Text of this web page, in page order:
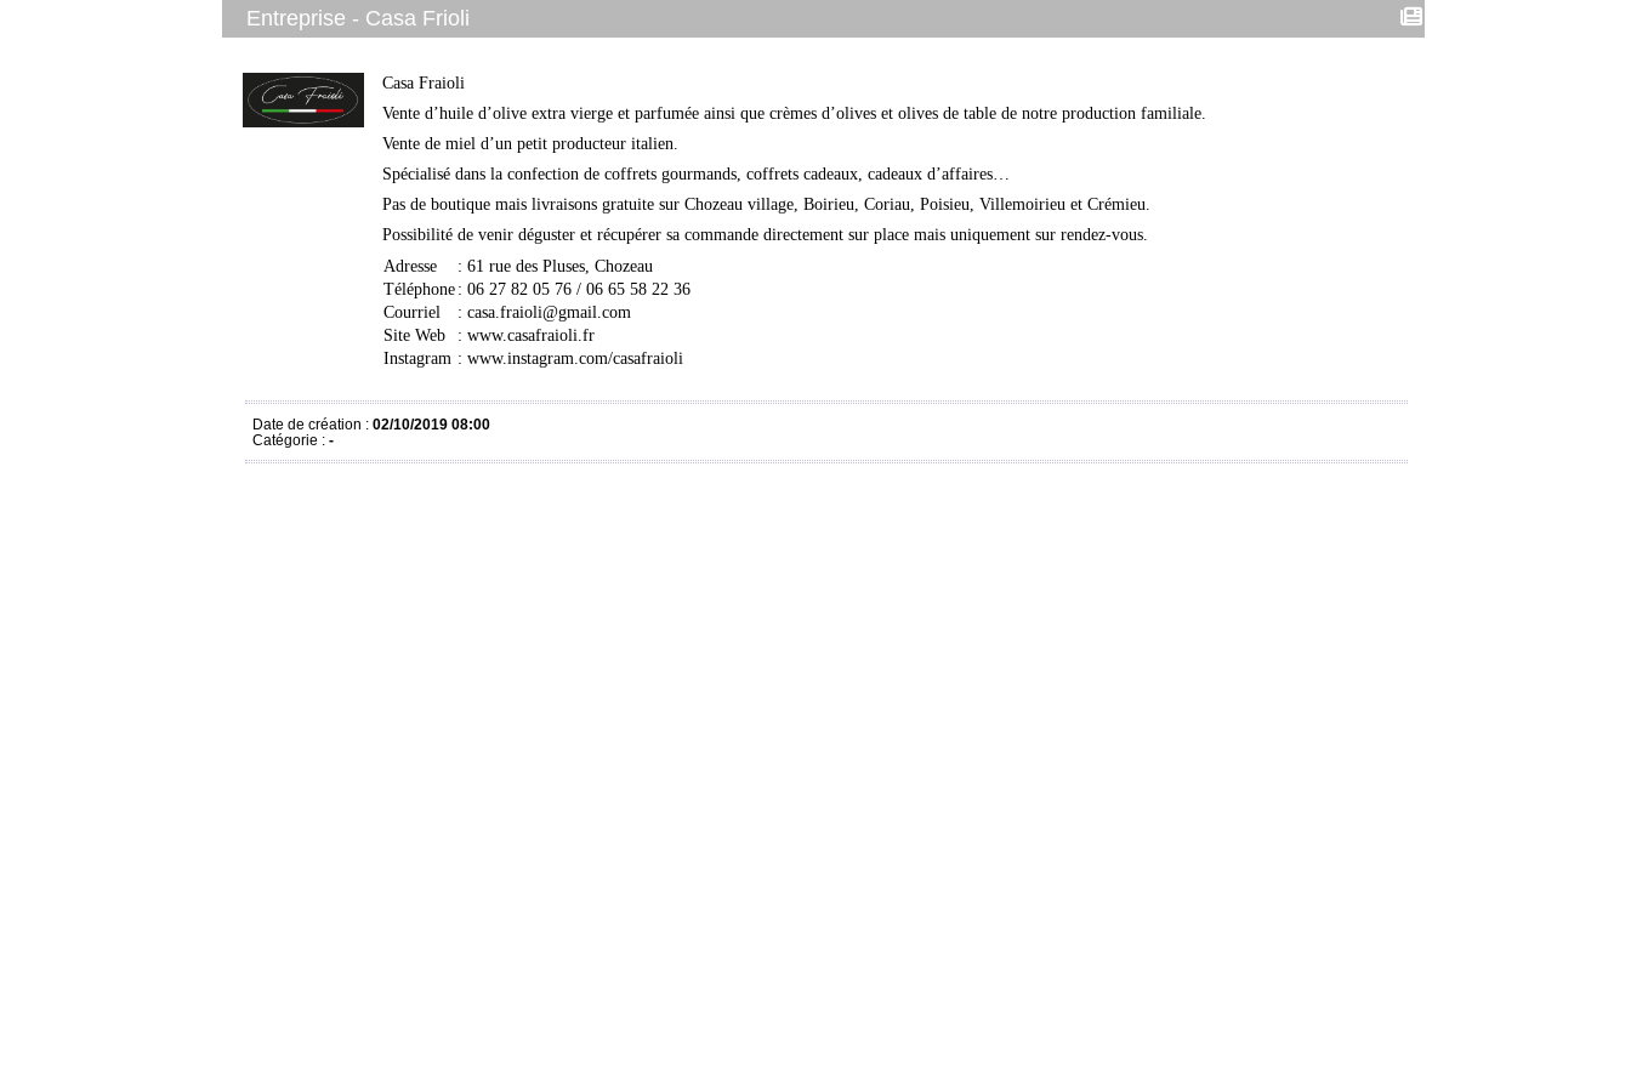
Entreprise - Casa Frioli
Casa Fraioli
Vente d’huile d’olive extra vierge et parfumée ainsi que crèmes d’olives et olives de table de notre production familiale.
Vente de miel d’un petit producteur italien.
Spécialisé dans la confection de coffrets gourmands, coffrets cadeaux, cadeaux d’affaires…
Pas de boutique mais livraisons gratuite sur Chozeau village, Boirieu, Coriau, Poisieu, Villemoirieu et Crémieu.
Possibilité de venir déguster et récupérer sa commande directement sur place mais uniquement sur rendez-vous.
Adresse
: 61 rue des Pluses, Chozeau
Téléphone : 06 27 82 05 76 / 06 65 58 22 36
Courriel
: casa.fraioli@gmail.com
Site Web
: www.casafraioli.fr
Instagram : www.instagram.com/casafraioli
Date de création : 02/10/2019 08:00
Catégorie : -